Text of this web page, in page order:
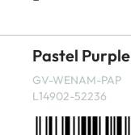
Pastel Purple
GV-WENAM-PAP
L14902-52236